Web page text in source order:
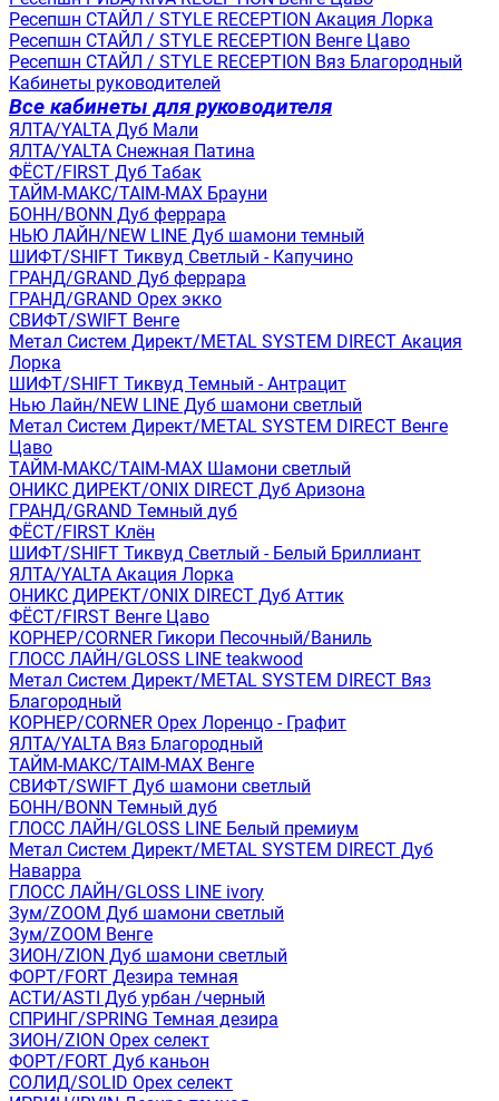
Ресепшн СТАЙЛ / STYLE RECEPTION Акация Лорка
Ресепшн СТАЙЛ / STYLE RECEPTION Венге Цаво
Ресепшн СТАЙЛ / STYLE RECEPTION Вяз Благородный
Кабинеты руководителей
Все кабинеты для руководителя
ЯЛТА/YALTA Дуб Мали
ЯЛТА/YALTA Снежная Патина
ФЁСТ/FIRST Дуб Табак
ТАЙМ-МАКС/TAIM-MAX Брауни
БОНН/BONN Дуб феррара
НЬЮ ЛАЙН/NEW LINE Дуб шамони темный
ШИФТ/SHIFT Тиквуд Светлый - Капучино
ГРАНД/GRAND Дуб феррара
ГРАНД/GRAND Орех экко
СВИФТ/SWIFT Венге
Метал Систем Директ/METAL SYSTEM DIRECT Акация
Лорка
ШИФТ/SHIFT Тиквуд Темный - Антрацит
Нью Лайн/NEW LINE Дуб шамони светлый
Метал Систем Директ/METAL SYSTEM DIRECT Венге
Цаво
ТАЙМ-МАКС/TAIM-MAX Шамони светлый
ОНИКС ДИРЕКТ/ONIX DIRECT Дуб Аризона
ГРАНД/GRAND Темный дуб
ФЁСТ/FIRST Клён
ШИФТ/SHIFT Тиквуд Светлый - Белый Бриллиант
ЯЛТА/YALTA Акация Лорка
ОНИКС ДИРЕКТ/ONIX DIRECT Дуб Аттик
ФЁСТ/FIRST Венге Цаво
КОРНЕР/CORNER Гикори Песочный/Ваниль
ГЛОСС ЛАЙН/GLOSS LINE teakwood
Метал Систем Директ/METAL SYSTEM DIRECT Вяз
Благородный
КОРНЕР/CORNER Орех Лоренцо - Графит
ЯЛТА/YALTA Вяз Благородный
ТАЙМ-МАКС/TAIM-MAX Венге
СВИФТ/SWIFT Дуб шамони светлый
БОНН/BONN Темный дуб
ГЛОСС ЛАЙН/GLOSS LINE Белый премиум
Метал Систем Директ/METAL SYSTEM DIRECT Дуб
Наварра
ГЛОСС ЛАЙН/GLOSS LINE ivory
Зум/ZOOM Дуб шамони светлый
Зум/ZOOM Венге
ЗИОН/ZION Дуб шамони светлый
ФОРТ/FORT Дезира темная
АСТИ/ASTI Дуб урбан /черный
СПРИНГ/SPRING Темная дезира
ЗИОН/ZION Орех селект
ФОРТ/FORT Дуб каньон
СОЛИД/SOLID Орех селект